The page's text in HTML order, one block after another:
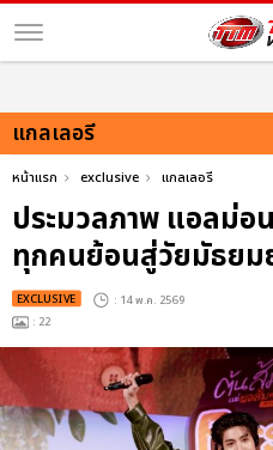
แกลเลอรี
หน้าแรก exclusive แกลเลอรี
ประมวลภาพ แอลม่อ
ทุกคนย้อนสู่วัยมัธยม
EXCLUSIVE : 14 พ.ค. 2569
: 22